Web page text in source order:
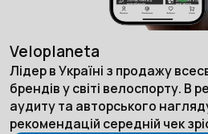
Veloplaneta
Лідер в Україні з продажу
брендів у світі велоспорту. В
аудиту та авторського
рекомендацій середній чек